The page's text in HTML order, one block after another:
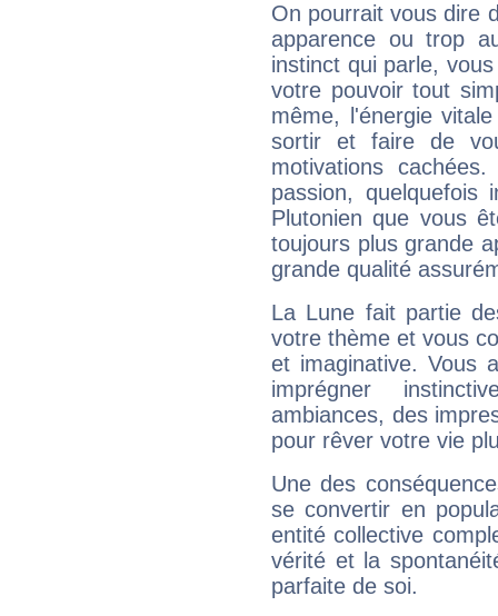
On pourrait vous dire
apparence ou trop
instinct qui parle,
votre pouvoir tout
même, l'énergie
sortir et faire de
motivations
passion, quelquefois
Plutonien que vous
toujours plus grande
grande qualité
La Lune fait partie
votre thème et vous
et imaginative. Vous
imprégner
ambiances, des
pour rêver votre vie
Une des
se convertir en
entité collective
vérité et la
parfaite de soi.